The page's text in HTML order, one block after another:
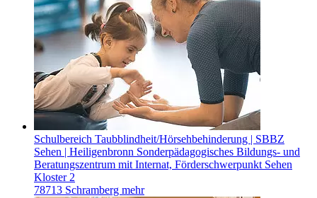
Schulbereich Taubblindheit/Hörsehbehinderung | SBBZ
Sehen | Heiligenbronn Sonderpädagogisches Bildungs- und
Beratungszentrum mit Internat, Förderschwerpunkt Sehen
Kloster 2
78713 Schramberg mehr